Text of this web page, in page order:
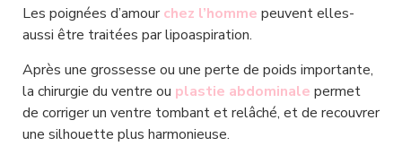
Les poignées d’amour chez l’homme peuvent elles-
aussi être traitées par lipoaspiration.
Après une grossesse ou une perte de poids importante,
la chirurgie du ventre ou plastie abdominale permet
de corriger un ventre tombant et relâché, et de recouvrer
une silhouette plus harmonieuse.